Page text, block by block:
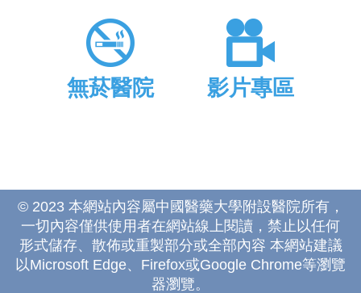
無菸醫院 影片專區
© 2023 本網站內容屬中國醫藥大學附設醫院所有，
一切內容僅供使用者在網站線上閱讀，禁止以任何
形式儲存、散佈或重製部分或全部內容 本網站建議
以Microsoft Edge、Firefox或Google Chrome等瀏覽
器瀏覽。